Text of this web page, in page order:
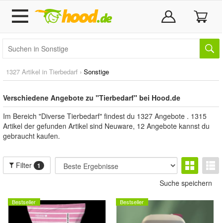
1327 Artikel in Tierbedarf › Sonstige
Verschiedene Angebote zu "Tierbedarf" bei Hood.de
Im Bereich "Diverse Tierbedarf" findest du 1327 Angebote . 1315
Artikel der gefunden Artikel sind Neuware, 12 Angebote kannst du
gebraucht kaufen.
Filter 1
Suche speichern
Bestseller Bestseller